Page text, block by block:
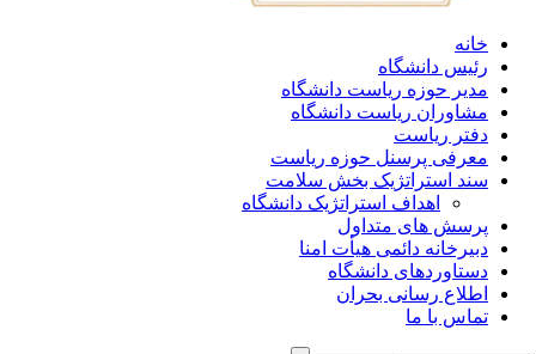
خانه
رئیس دانشگاه
مدیر حوزه ریاست دانشگاه
مشاوران ریاست دانشگاه
دفتر ریاست
معرفی پرسنل حوزه ریاست
سند استراتژیک بخش سلامت
اهداف استراتژیک دانشگاه
پرسش های متداول
دبیرخانه دائمی هیأت امنا
دستاوردهای دانشگاه
اطلاع رسانی بحران
تماس با ما